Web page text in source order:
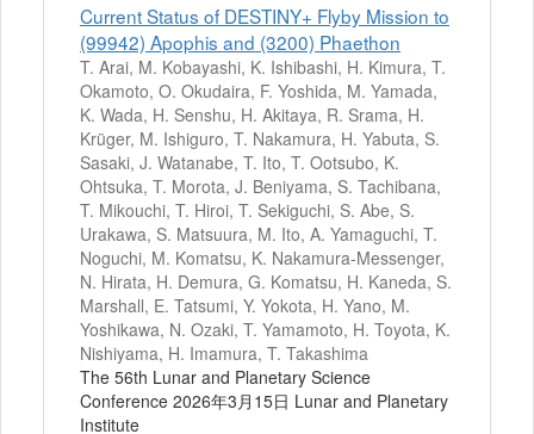
Current Status of DESTINY+ Flyby Mission to
(99942) Apophis and (3200) Phaethon
T. Arai, M. Kobayashi, K. Ishibashi, H. Kimura, T.
Okamoto, O. Okudaira, F. Yoshida, M. Yamada,
K. Wada, H. Senshu, H. Akitaya, R. Srama, H.
Krüger, M. Ishiguro, T. Nakamura, H. Yabuta, S.
Sasaki, J. Watanabe, T. Ito, T. Ootsubo, K.
Ohtsuka, T. Morota, J. Beniyama, S. Tachibana,
T. Mikouchi, T. Hiroi, T. Sekiguchi, S. Abe, S.
Urakawa, S. Matsuura, M. Ito, A. Yamaguchi, T.
Noguchi, M. Komatsu, K. Nakamura-Messenger,
N. Hirata, H. Demura, G. Komatsu, H. Kaneda, S.
Marshall, E. Tatsumi, Y. Yokota, H. Yano, M.
Yoshikawa, N. Ozaki, T. Yamamoto, H. Toyota, K.
Nishiyama, H. Imamura, T. Takashima
The 56th Lunar and Planetary Science
Conference 2026年3月15日 Lunar and Planetary
Institute